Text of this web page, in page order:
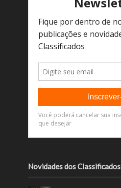
Novidades dos Classificados